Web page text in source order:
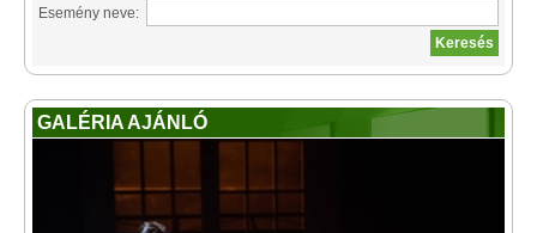
Esemény neve:
GALÉRIA AJÁNLÓ